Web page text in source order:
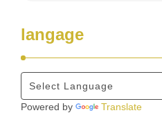
langage
Powered by Translate